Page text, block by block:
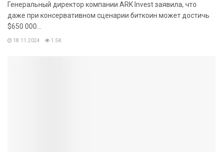
Генеральный директор компании ARK Invest заявила, что
даже при консервативном сценарии биткоин может достичь
$650 000...
18.11.2024 1.5K